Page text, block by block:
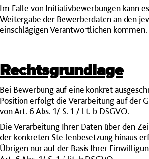
Im Falle von Initiativbewerbungen kann
Weitergabe der Bewerberdaten an den
einschlägigen Verantwortlichen kommen.
Rechtsgrundlage
Bei Bewerbung auf eine konkret
Position erfolgt die Verarbeitung auf der
von Art. 6 Abs. 1/ S. 1 / lit. b DSGVO.
Die Verarbeitung Ihrer Daten über den
der konkreten Stellenbesetzung hinaus
Übrigen nur auf der Basis Ihrer